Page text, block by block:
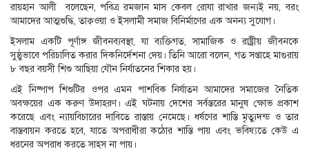
রায়হান আলী বলেছেন, পবিত্র রমজান মাস কেবল রোযা রাখার জন্যই নয়, বরং
আমাদের আত্মশুদ্ধি, তাক্বওয়া ও ইসলামী সমাজ বিনির্মাণের এক অনন্য সুযোগ।
ইসলাম একটি পূর্ণাঙ্গ জীবনব্যবস্থা, যা ব্যক্তিগত, সামাজিক ও রাষ্ট্রীয় জীবনকে
সুষ্ঠুভাবে পরিচালিত করার দিকনির্দেশনা দেয়। তিনি আরো বলেন, গত সপ্তাহে মাগুরায়
৮ বছর বয়সী শিশু আছিয়া যৌন নির্যাতনের শিকার হয়।
এই নিষ্পাপ শিশুটির ওপর এমন পাশবিক নির্যাতন আমাদের সমাজের নৈতিক
অবক্ষয়ের এক করুণ উদাহরণ। এই ঘটনায় দেশের সর্বস্তরের মানুষ ক্ষোভ প্রকাশ
করেছে এবং ন্যায়বিচারের দাবিতে রাস্তায় নেমেছে। ধর্ষণের শাস্তি মৃত্যুদন্ড ও তার
বাস্তবায়ন করতে হবে, যাতে অপরাধীরা কঠোর শাস্তি পায় এবং ভবিষ্যতে কেউ এ
ধরনের অপরাধ করতে সাহস না পায়।